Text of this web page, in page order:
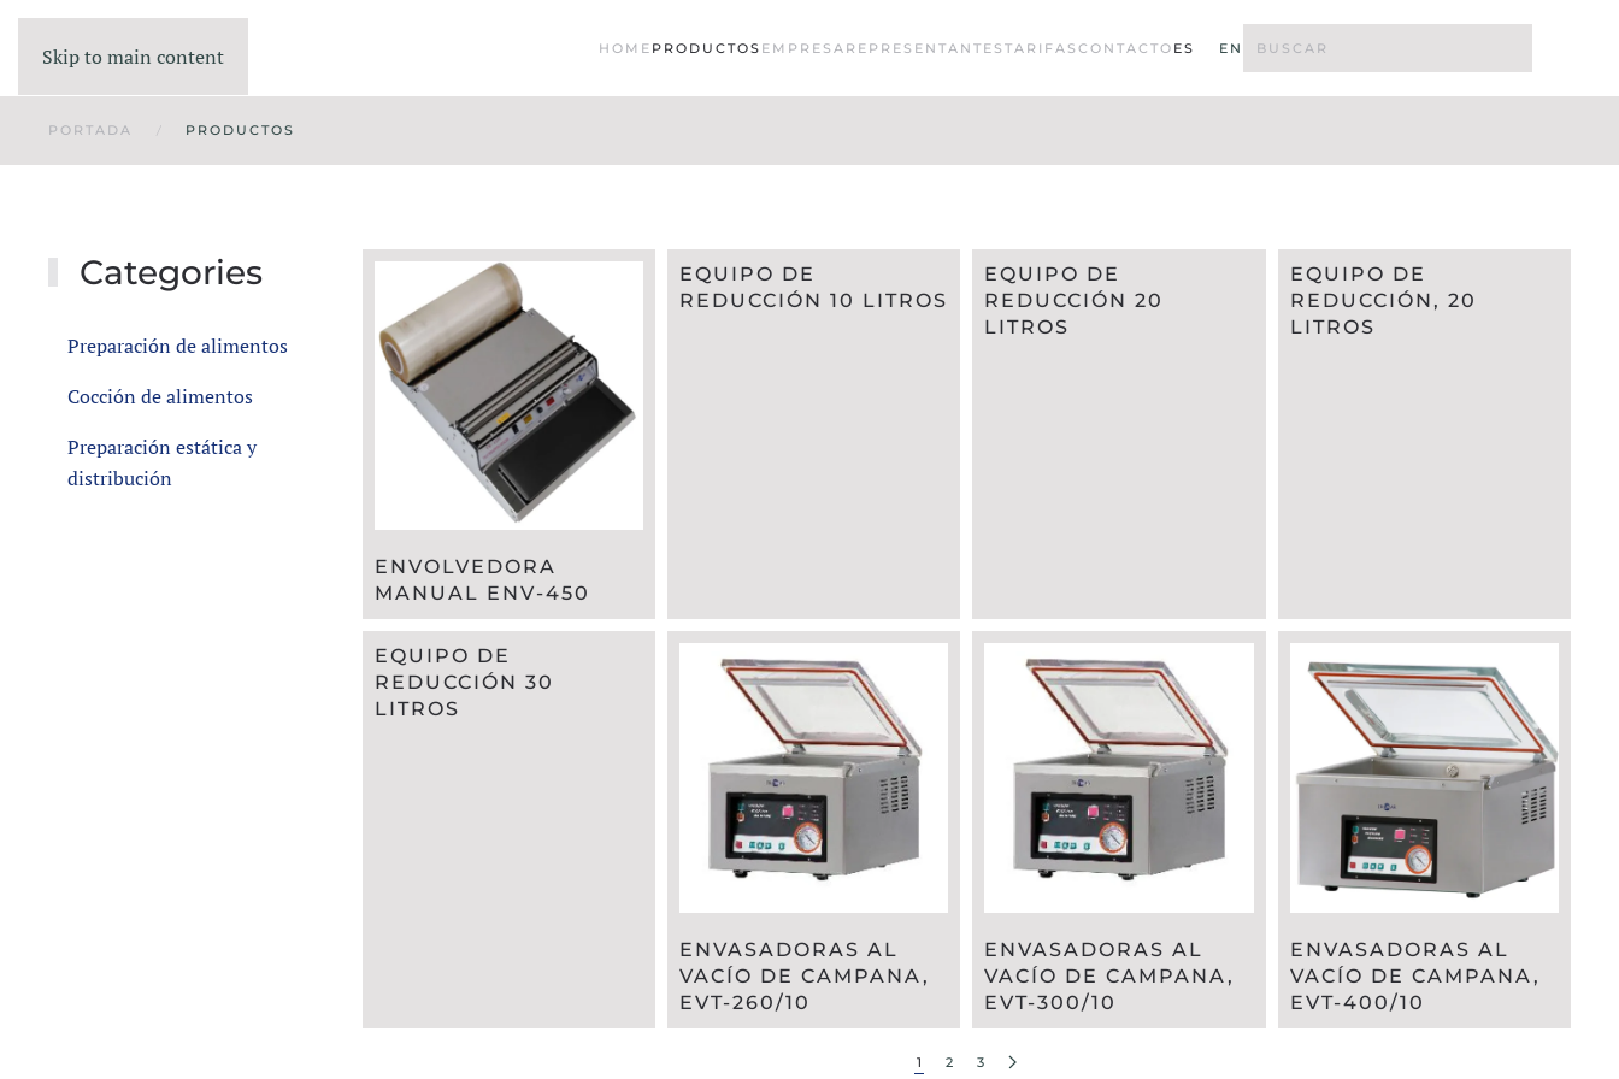
Skip to main content HOME PRODUCTOS EMPRESA REPRESENTANTES TARIFAS CONTACTO ES EN
PORTADA PRODUCTOS
Categories
Preparación de alimentos
Cocción de alimentos
Preparación estática y
distribución
ENVOLVEDORA
MANUAL ENV-450
EQUIPO DE
REDUCCIÓN 10 LITROS
EQUIPO DE
REDUCCIÓN 20
LITROS
EQUIPO DE
REDUCCIÓN, 20
LITROS
EQUIPO DE
REDUCCIÓN 30
LITROS
ENVASADORAS AL
VACÍO DE CAMPANA,
EVT-260/10
ENVASADORAS AL
VACÍO DE CAMPANA,
EVT-300/10
ENVASADORAS AL
VACÍO DE CAMPANA,
EVT-400/10
1 2 3